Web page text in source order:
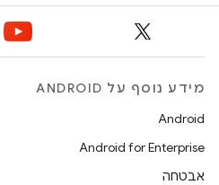
מידע נוסף על ANDROID
Android
Android for Enterprise
אבטחה